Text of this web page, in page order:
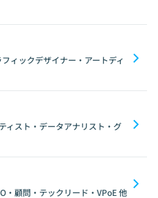
ィックデザイナー・アートディ
ィスト・データアナリスト・グ
・顧問・テックリード・VPoE他